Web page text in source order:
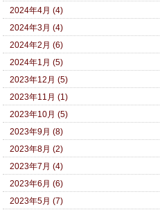
2024年4月 (4)
2024年3月 (4)
2024年2月 (6)
2024年1月 (5)
2023年12月 (5)
2023年11月 (1)
2023年10月 (5)
2023年9月 (8)
2023年8月 (2)
2023年7月 (4)
2023年6月 (6)
2023年5月 (7)